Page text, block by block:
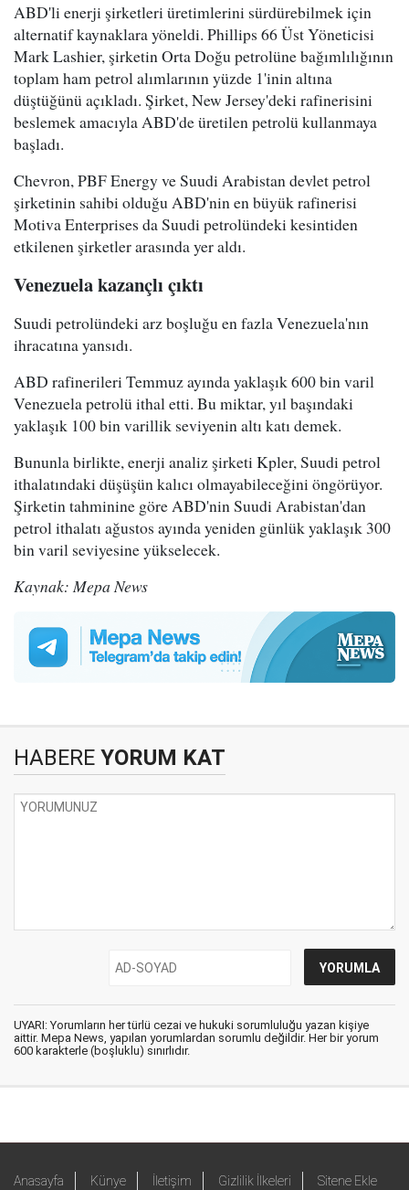
ABD'li enerji şirketleri üretimlerini sürdürebilmek için
alternatif kaynaklara yöneldi. Phillips 66 Üst Yöneticisi
Mark Lashier, şirketin Orta Doğu petrolüne bağımlılığının
toplam ham petrol alımlarının yüzde 1'inin altına
düştüğünü açıkladı. Şirket, New Jersey'deki rafinerisini
beslemek amacıyla ABD'de üretilen petrolü kullanmaya
başladı.
Chevron, PBF Energy ve Suudi Arabistan devlet petrol
şirketinin sahibi olduğu ABD'nin en büyük rafinerisi
Motiva Enterprises da Suudi petrolündeki kesintiden
etkilenen şirketler arasında yer aldı.
Venezuela kazançlı çıktı
Suudi petrolündeki arz boşluğu en fazla Venezuela'nın
ihracatına yansıdı.
ABD rafinerileri Temmuz ayında yaklaşık 600 bin varil
Venezuela petrolü ithal etti. Bu miktar, yıl başındaki
yaklaşık 100 bin varillik seviyenin altı katı demek.
Bununla birlikte, enerji analiz şirketi Kpler, Suudi petrol
ithalatındaki düşüşün kalıcı olmayabileceğini öngörüyor.
Şirketin tahminine göre ABD'nin Suudi Arabistan'dan
petrol ithalatı ağustos ayında yeniden günlük yaklaşık 300
bin varil seviyesine yükselecek.
Kaynak: Mepa News
HABERE YORUM KAT
UYARI: Yorumların her türlü cezai ve hukuki sorumluluğu yazan kişiye
aittir. Mepa News, yapılan yorumlardan sorumlu değildir. Her bir yorum
600 karakterle (boşluklu) sınırlıdır.
Anasayfa Künye İletişim Gizlilik İlkeleri Sitene Ekle